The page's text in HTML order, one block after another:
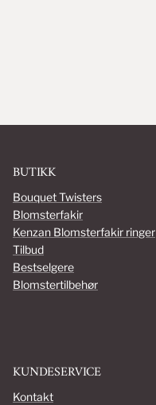
BUTIKK
Bouquet Twisters
Blomsterfakir
Kenzan Blomsterfakir ringer
Tilbud
Bestselgere
Blomstertilbehør
KUNDESERVICE
Kontakt